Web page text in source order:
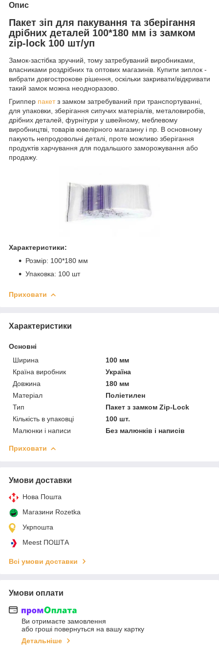
Опис
Пакет зіп для пакування та зберігання
дрібних деталей 100*180 мм із замком
zip-lock 100 шт/уп
Замок-застібка зручний, тому затребуваний виробниками,
власниками роздрібних та оптових магазинів. Купити зиплок -
вибрати довгострокове рішення, оскільки закривати/відкривати
такий замок можна неодноразово.
Гриппер пакетз замком затребуваний при транспортуванні,
для упаковки, зберігання сипучих матеріалів, металовиробів,
дрібних деталей, фурнітури у швейному, меблевому
виробництві, товарів ювелірного магазину і пр. В основному
пакують непродовольчі деталі, проте можливо зберігання
продуктів харчування для подальшого заморожування або
продажу.
Характеристики:
Розмір: 100*180 мм
Упаковка: 100 шт
Приховати
Характеристики
Основні
Ширина
100 мм
Країна виробник
Україна
Довжина
180 мм
Матеріал
Поліетилен
Тип
Пакет з замком Zip-Lock
Кількість в упаковці
100 шт.
Малюнки і написи
Без малюнків і написів
Приховати
Умови доставки
Нова Пошта
Магазини Rozetka
Укрпошта
Meest ПОШТА
Всі умови доставки
Умови оплати
Ви отримаєте замовлення
або гроші повернуться на вашу картку
Детальніше